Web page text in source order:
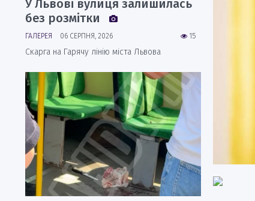
У Львові вулиця залишилась
без розмітки
15
ГАЛЕРЕЯ 06 СЕРПНЯ, 2026
Скарга на Гарячу лінію міста Львова